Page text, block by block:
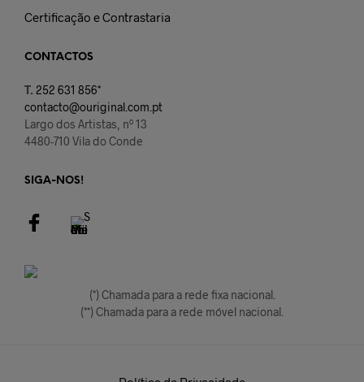
Certificação e Contrastaria
CONTACTOS
T. 252 631 856*
contacto@ouriginal.com.pt
Largo dos Artistas, nº 13
4480-710 Vila do Conde
SIGA-NOS!
(*) Chamada para a rede fixa nacional.
(**) Chamada para a rede móvel nacional.